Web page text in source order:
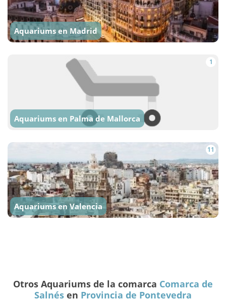
Aquariums en Madrid
1
Aquariums en Palma de Mallorca
11
Aquariums en Valencia
Otros Aquariums de la comarca Comarca de
Salnés en Provincia de Pontevedra